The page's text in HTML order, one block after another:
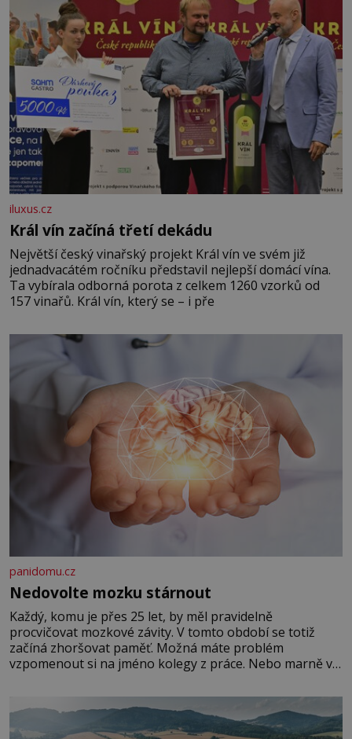
iluxus.cz
Král vín začíná třetí dekádu
Největší český vinařský projekt Král vín ve svém již
jednadvacátém ročníku představil nejlepší domácí vína.
Ta vybírala odborná porota z celkem 1260 vzorků od
157 vinařů. Král vín, který se – i pře
panidomu.cz
Nedovolte mozku stárnout
Každý, komu je přes 25 let, by měl pravidelně
procvičovat mozkové závity. V tomto období se totiž
začíná zhoršovat paměť. Možná máte problém
vzpomenout si na jméno kolegy z práce. Nebo marně v
Je to opravdu tak, s věkem jako kdyby se paměť
rozhodla stávkovat. Cvičte